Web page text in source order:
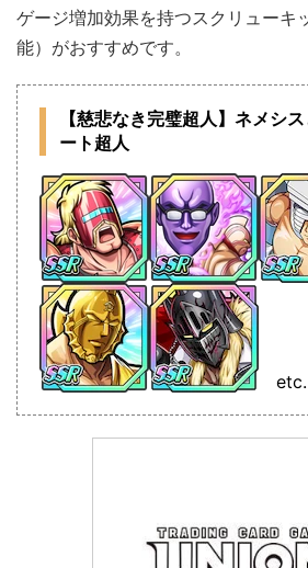
ゲージ増加効果を持つスクリューキ
能）がおすすめです。
【慈悲なき完璧超人】ネメシ
ート超人
etc.